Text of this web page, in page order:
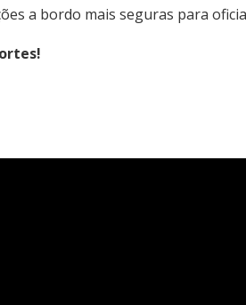
a bordo mais seguras para